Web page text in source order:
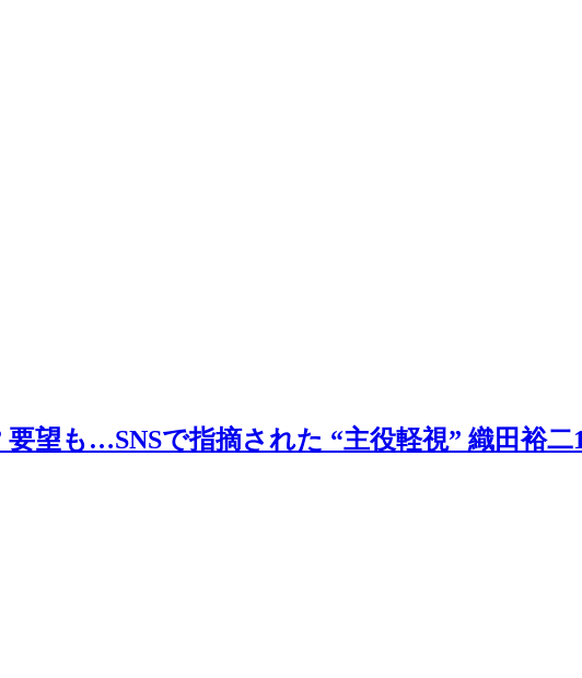
望も…SNSで指摘された “主役軽視” 織田裕